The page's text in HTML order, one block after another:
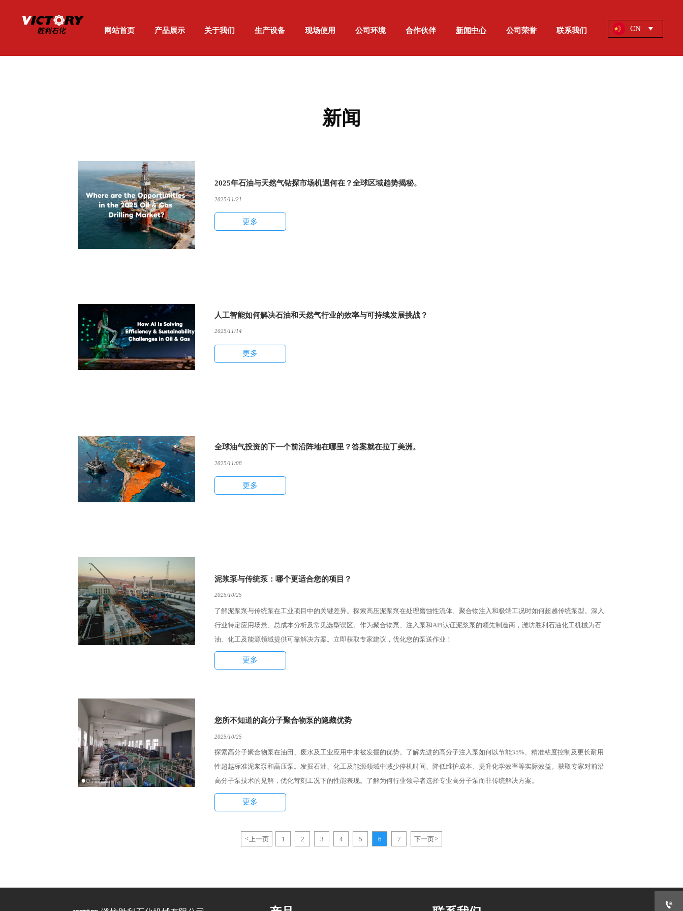
网站首页 产品展示 关于我们 生产设备 现场使用 公司环境 合作伙伴 新闻中心 公司荣誉 联系我们 CN 
新闻
2025年石油与天然气钻探市场机遇何在？全球区域趋势揭秘。
2025/11/21
更多
人工智能如何解决石油和天然气行业的效率与可持续发展挑战？
2025/11/14
更多
全球油气投资的下一个前沿阵地在哪里？答案就在拉丁美洲。
2025/11/08
更多
泥浆泵与传统泵：哪个更适合您的项目？
2025/10/25
了解泥浆泵与传统泵在工业项目中的关键差异。探索高压泥浆泵在处理磨蚀性流体、聚合物注入和极端工况时如何超越传统泵型。深入
行业特定应用场景、总成本分析及常见选型误区。作为聚合物泵、注入泵和API认证泥浆泵的领先制造商，潍坊胜利石油化工机械为石
油、化工及能源领域提供可靠解决方案。立即获取专家建议，优化您的泵送作业！
更多
您所不知道的高分子聚合物泵的隐藏优势
2025/10/25
探索高分子聚合物泵在油田、废水及工业应用中未被发掘的优势。了解先进的高分子注入泵如何以节能35%、精准粘度控制及更长耐用
性超越标准泥浆泵和高压泵。发掘石油、化工及能源领域中减少停机时间、降低维护成本、提升化学效率等实际效益。获取专家对前沿
高分子泵技术的见解，优化苛刻工况下的性能表现。了解为何行业领导者选择专业高分子泵而非传统解决方案。
更多
< 上一页 1 2 3 4 5 6 7 下一页>
